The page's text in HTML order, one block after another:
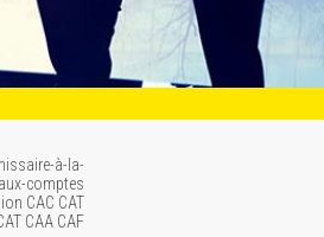
à-la-
comptes
CAC CAT
CAA CAF